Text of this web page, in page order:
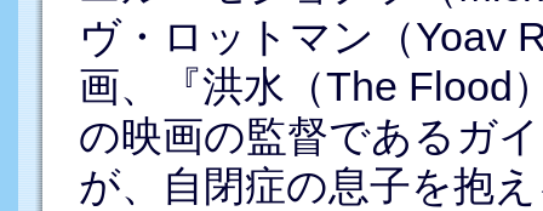
ヴ・ロットマン（Yoav
画、『洪水（The Flood
の映画の監督であるガ
が、自閉症の息子を抱